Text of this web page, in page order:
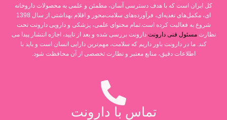
کل ایران است که با هدف دسترسی آسان، مطمئن و علمی به محصولات داروخانه
ای، مکمل‌های تغذیه‌ای، فرآورده‌های سلامت‌محور و اقلام بهداشتی از سال 1398
شروع به فعالیت کرده است.تمام محتوای علمی، پزشکی و دارویی دارونت تحت
نظارتمسئول فنی دارونت دارونت بررسی شده و بعد از تایید، اجازه انتشار پیدا می
کند. ما در دارونت باور داریم که سلامت، مهم‌ترین دارایی انسان است و باید با
اطلاعات دقیق، منابع معتبر و نظارت تخصصی از آن محافظت شود.
تماس با دارونت